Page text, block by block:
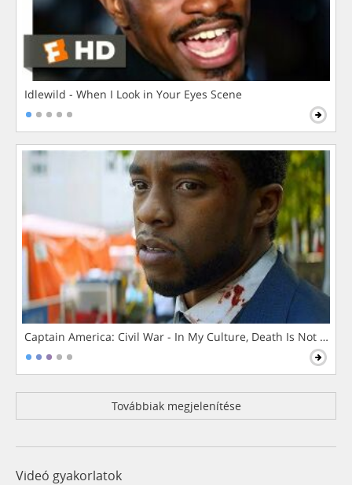
Idlewild - When I Look in Your Eyes Scene
Captain America: Civil War - In My Culture, Death Is Not The
Továbbiak megjelenítése
Videó gyakorlatok